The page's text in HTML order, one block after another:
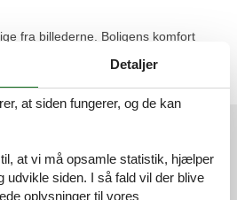
fra billederne. Boligens komfort
fest med stort alkohol indtag i
anmeldelser
Eksterne anmeldelser
Detaljer
at siden fungerer, og de kan
at vi må opsamle statistik, hjælper
udvikle siden. I så fald vil der blive
oplysninger til vores